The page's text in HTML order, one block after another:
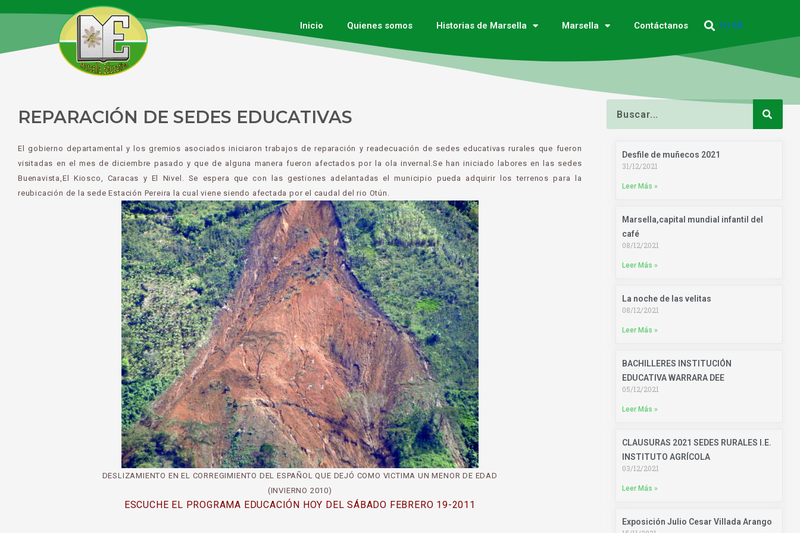
Inicio Quienes somos Historias de Marsella Marsella Contáctanos EN ES
REPARACIÓN DE SEDES EDUCATIVAS
El gobierno departamental y los gremios asociados iniciaron trabajos de reparación y readecuación de sedes educativas rurales que fueron
visitadas en el mes de diciembre pasado y que de alguna manera fueron afectados por la ola invernal.Se han iniciado labores en las sedes
Buenavista,El Kiosco, Caracas y El Nivel. Se espera que con las gestiones adelantadas el municipio pueda adquirir los terrenos para la
reubicación de la sede Estación Pereira la cual viene siendo afectada por el caudal del rio Otún.
DESLIZAMIENTO EN EL CORREGIMIENTO DEL ESPAÑOL QUE DEJÓ COMO VICTIMA UN MENOR DE EDAD
(INVIERNO 2010)
ESCUCHE EL PROGRAMA EDUCACIÓN HOY DEL SÁBADO FEBRERO 19-2011
Desfile de muñecos 2021
31/12/2021
Leer Más »
Marsella,capital mundial infantil del
café
08/12/2021
Leer Más »
La noche de las velitas
08/12/2021
Leer Más »
BACHILLERES INSTITUCIÓN
EDUCATIVA WARRARA DEE
05/12/2021
Leer Más »
CLAUSURAS 2021 SEDES RURALES I.E.
INSTITUTO AGRÍCOLA
03/12/2021
Leer Más »
Exposición Julio Cesar Villada Arango